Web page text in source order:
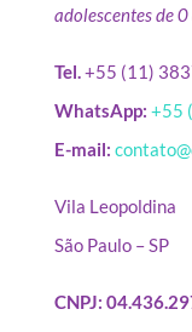
adolescentes de
Tel.+55 (11)
WhatsApp: +55
E-mail:
Vila Leopoldina
São Paulo – SP
CNPJ: